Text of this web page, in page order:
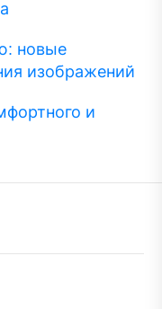
новые
изображений
и